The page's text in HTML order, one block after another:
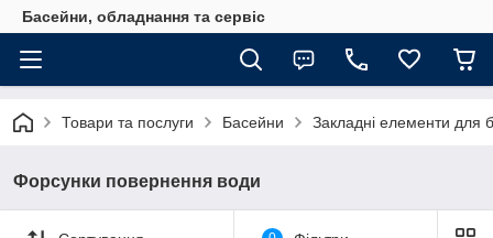
Басейни, обладнання та сервіс
Товари та послуги Басейни Закладні елементи для
Форсунки повернення води